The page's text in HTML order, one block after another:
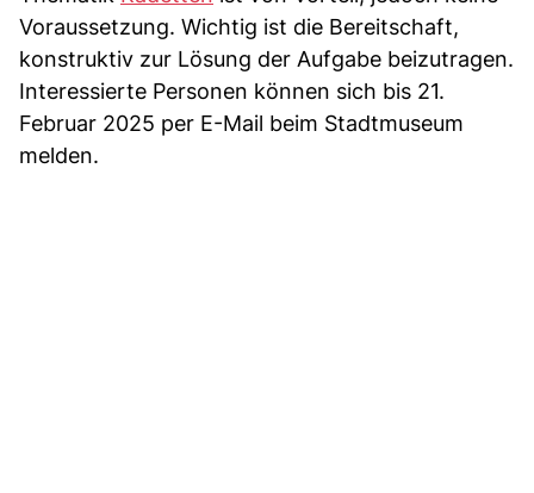
Voraussetzung. Wichtig ist die Bereitschaft,
konstruktiv zur Lösung der Aufgabe beizutragen.
Interessierte Personen können sich bis 21.
Februar 2025 per E-Mail beim Stadtmuseum
melden.